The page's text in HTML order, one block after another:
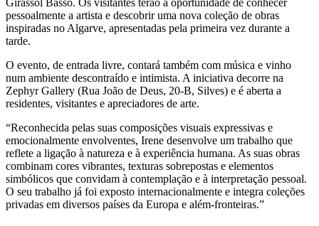
pessoalmente a artista e descobrir uma nova coleção de obras
inspiradas no Algarve, apresentadas pela primeira vez durante a
tarde.
O evento, de entrada livre, contará também com música e vinho
num ambiente descontraído e intimista. A iniciativa decorre na
Zephyr Gallery (Rua João de Deus, 20-B, Silves) e é aberta a
residentes, visitantes e apreciadores de arte.
“Reconhecida pelas suas composições visuais expressivas e
emocionalmente envolventes, Irene desenvolve um trabalho que
reflete a ligação à natureza e à experiência humana. As suas obras
combinam cores vibrantes, texturas sobrepostas e elementos
simbólicos que convidam à contemplação e à interpretação pessoal.
O seu trabalho já foi exposto internacionalmente e integra coleções
privadas em diversos países da Europa e além-fronteiras.”